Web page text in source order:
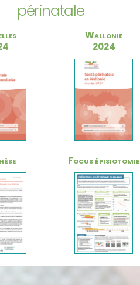
périnatale
Wallonie
2024
Focus épisiotomie